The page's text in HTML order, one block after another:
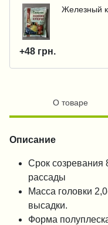
Железный
+48 грн.
О товаре
Описание
Срок созревания
рассады
Масса головки
высадки.
Форма